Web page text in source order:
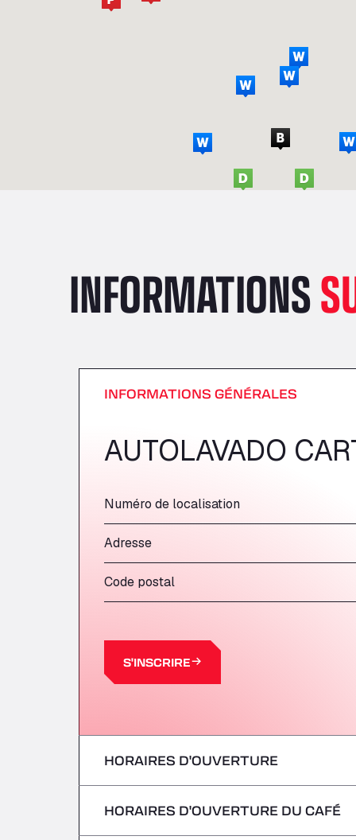
INFORMATIONS
INFORMATIONS GÉNÉRALES
AUTOLAVADO
Numéro de localisation
Adresse
Code postal
S'INSCRIRE
HORAIRES D'OUVERTURE
lundi
HORAIRES D'OUVERTURE DU CAFÉ